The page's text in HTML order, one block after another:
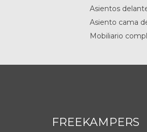
Asientos
Asiento cama
Mobiliario
FREEKAMPERS